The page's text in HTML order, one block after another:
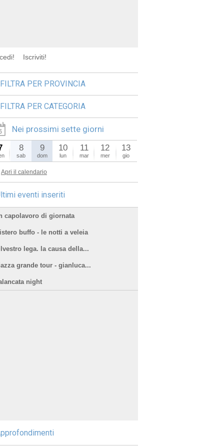
Iscriviti!
FILTRA PER PROVINCIA
FILTRA PER CATEGORIA
Nei prossimi sette giorni
8
sab
9
dom
10
lun
11
mar
12
mer
13
gio
Apri il calendario
eventi inseriti
capolavoro di giornata
buffo - le notti a veleia
lega. la causa della...
grande tour - gianluca...
night